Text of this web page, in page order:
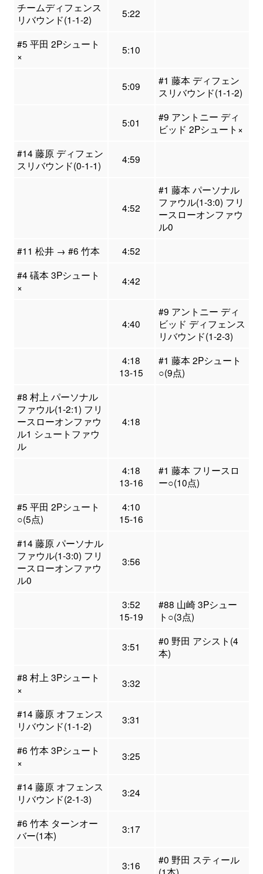
チームディフェンス
リバウンド(1-1-2)
5:22
#5 平田 2Pシュート
×
5:10
5:09
#1 藤本 ディフェン
スリバウンド(1-1-2)
5:01
#9 アントニー ディ
ビッド 2Pシュート×
#14 藤原 ディフェン
スリバウンド(0-1-1)
4:59
4:52
#1 藤本 パーソナル
ファウル(1-3:0) フリ
ースローオンファウ
ル0
#11 松井 → #6 竹本
4:52
#4 礒本 3Pシュート
×
4:42
4:40
#9 アントニー ディ
ビッド ディフェンス
リバウンド(1-2-3)
4:18
13-15
#1 藤本 2Pシュート
○(9点)
#8 村上 パーソナル
ファウル(1-2:1) フリ
ースローオンファウ
ル1 シュートファウ
ル
4:18
4:18
13-16
#1 藤本 フリースロ
ー○(10点)
#5 平田 2Pシュート
○(5点)
4:10
15-16
#14 藤原 パーソナル
ファウル(1-3:0) フリ
ースローオンファウ
ル0
3:56
3:52
15-19
#88 山崎 3Pシュー
ト○(3点)
3:51
#0 野田 アシスト(4
本)
#8 村上 3Pシュート
×
3:32
#14 藤原 オフェンス
リバウンド(1-1-2)
3:31
#6 竹本 3Pシュート
×
3:25
#14 藤原 オフェンス
リバウンド(2-1-3)
3:24
#6 竹本 ターンオー
バー(1本)
3:17
3:16
#0 野田 スティール